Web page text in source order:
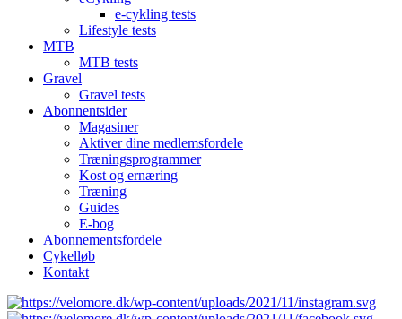
e-cykling tests
Lifestyle tests
MTB
MTB tests
Gravel
Gravel tests
Abonnentsider
Magasiner
Aktiver dine medlemsfordele
Træningsprogrammer
Kost og ernæring
Træning
Guides
E-bog
Abonnementsfordele
Cykelløb
Kontakt